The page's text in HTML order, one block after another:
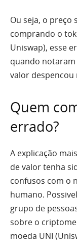
Ou seja, o preço
comprando o
Uniswap), esse
quando
valor despencou
Quem
errado?
A explicação
de valor tenha
confusos com o
humano.
grupo de
sobre o
moeda UNI